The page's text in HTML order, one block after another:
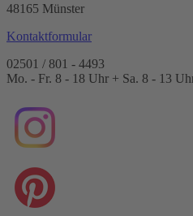
48165 Münster
Kontaktformular
02501 / 801 - 4493
Mo. - Fr. 8 - 18 Uhr + Sa. 8 - 13